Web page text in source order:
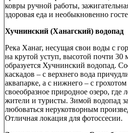
ковры ручной работы,
здоровая еда и необыкновенно
Хучнинский (Ханагский) водопад
Река Ханаг, несущая свои воды с
на крутой уступ, высотой почти 30
образуется Хучнинский водопад.
каскадов – с верхнего вода
аквапарке, а с нижнего – с
своеобразное природное озеро, где
жители и туристы. Зимой водопад
любоваться нерукотворным
Отличная локация для фотоссесии.